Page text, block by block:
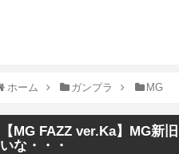
ホーム ガンプラ MG
【MG FAZZ ver.Ka】MG新
いな・・・